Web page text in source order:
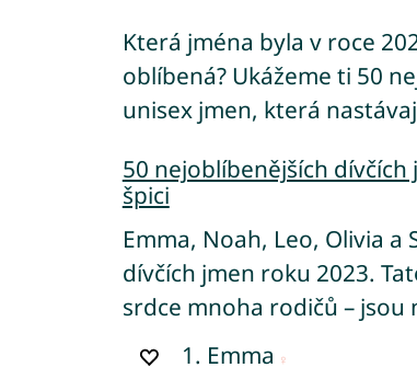
Která jména byla v roce
oblíbená? Ukážeme ti 50
unisex jmen, která
50 nejoblíbenějších dívčích
špici
Emma, Noah, Leo, Olivia
dívčích jmen roku 2023.
srdce mnoha rodičů – jsou
1. Emma